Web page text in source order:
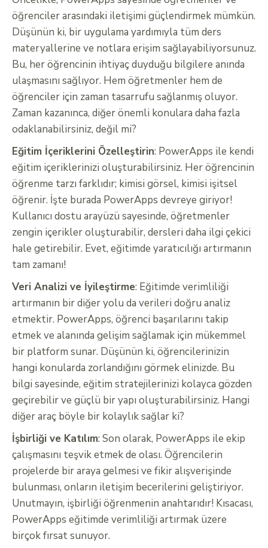
öğrenciler arasındaki iletişimi güçlendirmek mümkün.
Düşünün ki, bir uygulama yardımıyla tüm ders
materyallerine ve notlara erişim sağlayabiliyorsunuz.
Bu, her öğrencinin ihtiyaç duyduğu bilgilere anında
ulaşmasını sağlıyor. Hem öğretmenler hem de
öğrenciler için zaman tasarrufu sağlanmış oluyor.
Zaman kazanınca, diğer önemli konulara daha fazla
odaklanabilirsiniz, değil mi?
Eğitim İçeriklerini Özelleştirin: PowerApps ile kendi
eğitim içeriklerinizi oluşturabilirsiniz. Her öğrencinin
öğrenme tarzı farklıdır; kimisi görsel, kimisi işitsel
öğrenir. İşte burada PowerApps devreye giriyor!
Kullanıcı dostu arayüzü sayesinde, öğretmenler
zengin içerikler oluşturabilir, dersleri daha ilgi çekici
hale getirebilir. Evet, eğitimde yaratıcılığı artırmanın
tam zamanı!
Veri Analizi ve İyileştirme: Eğitimde verimliliği
artırmanın bir diğer yolu da verileri doğru analiz
etmektir. PowerApps, öğrenci başarılarını takip
etmek ve alanında gelişim sağlamak için mükemmel
bir platform sunar. Düşünün ki, öğrencilerinizin
hangi konularda zorlandığını görmek elinizde. Bu
bilgi sayesinde, eğitim stratejilerinizi kolayca gözden
geçirebilir ve güçlü bir yapı oluşturabilirsiniz. Hangi
diğer araç böyle bir kolaylık sağlar ki?
İşbirliği ve Katılım: Son olarak, PowerApps ile ekip
çalışmasını teşvik etmek de olası. Öğrencilerin
projelerde bir araya gelmesi ve fikir alışverişinde
bulunması, onların iletişim becerilerini geliştiriyor.
Unutmayın, işbirliği öğrenmenin anahtarıdır! Kısacası,
PowerApps eğitimde verimliliği artırmak üzere
birçok fırsat sunuyor.